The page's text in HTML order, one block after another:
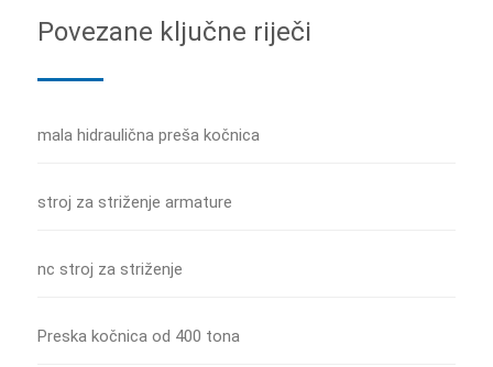
Povezane ključne riječi
mala hidraulična preša kočnica
stroj za striženje armature
nc stroj za striženje
Preska kočnica od 400 tona